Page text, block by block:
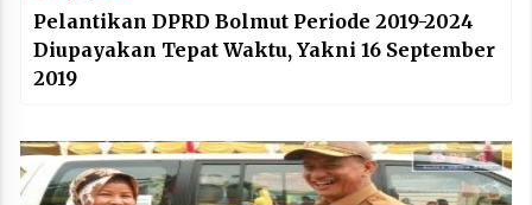
Pelantikan DPRD Bolmut Periode 2019-2024
Diupayakan Tepat Waktu, Yakni 16 September
2019